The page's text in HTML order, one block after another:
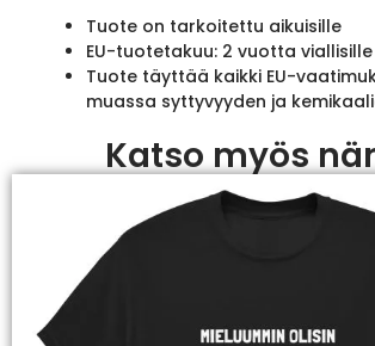
Tuote on tarkoitettu aikuisille
EU-tuotetakuu: 2 vuotta
Tuote täyttää kaikki EU-
muassa syttyvyyden ja
Katso myös